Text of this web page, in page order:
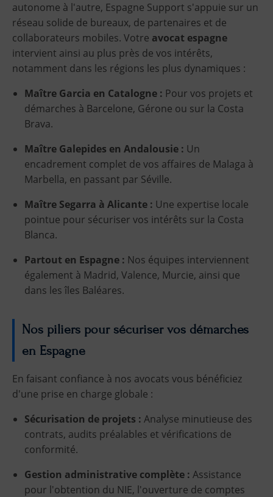
autonome à l'autre, Espagne Support s'appuie sur un
réseau solide de bureaux, de partenaires et de
collaborateurs mobiles. Votre avocat espagne
intervient ainsi au plus près de vos intérêts,
notamment dans les régions les plus dynamiques :
Maître Garcia en Catalogne : Pour vos projets et
démarches à Barcelone, Gérone ou sur la Costa
Brava.
Maître Galepides en Andalousie : Un
encadrement complet de vos affaires de Malaga à
Marbella, en passant par Séville.
Maître Segarra à Alicante : Une expertise locale
pointue pour sécuriser vos intérêts sur la Costa
Blanca.
Partout en Espagne : Nos équipes interviennent
également à Madrid, Valence, Murcie, ainsi que
dans les îles Baléares.
Nos piliers pour sécuriser vos démarches
en Espagne
En faisant confiance à nos avocats vous bénéficiez
d'une prise en charge globale :
Sécurisation de projets : Analyse minutieuse des
contrats, audits préalables et vérifications de
conformité.
Gestion administrative complète : Assistance
pour l'obtention du NIE, l'ouverture de comptes